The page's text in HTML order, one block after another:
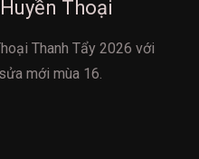
Thoại
Thanh Tẩy 2026 với
mới mùa 16.